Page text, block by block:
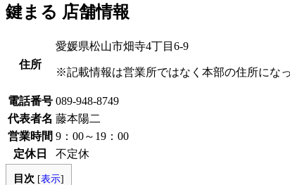
鍵まる 店舗情報
住所
愛媛県松山市畑寺4丁目6-9
※記載情報は営業所ではなく本部の住所にな
電話番号 089-948-8749
代表者名 藤本陽二
営業時間 9：00～19：00
定休日
不定休
目次 [表示]